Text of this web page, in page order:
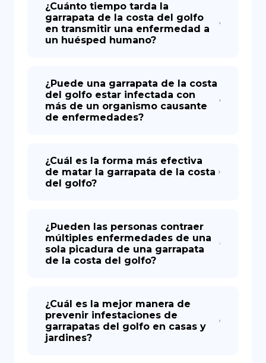
¿Cuánto tiempo tarda la
garrapata de la costa del golfo
en transmitir una enfermedad a
un huésped humano?
¿Puede una garrapata de la costa
del golfo estar infectada con
más de un organismo causante
de enfermedades?
¿Cuál es la forma más efectiva
de matar la garrapata de la costa
del golfo?
¿Pueden las personas contraer
múltiples enfermedades de una
sola picadura de una garrapata
de la costa del golfo?
¿Cuál es la mejor manera de
prevenir infestaciones de
garrapatas del golfo en casas y
jardines?